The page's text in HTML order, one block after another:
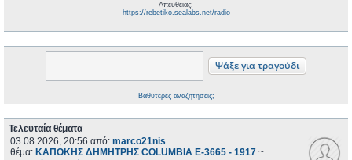
Απευθείας:
https://rebetiko.sealabs.net/radio
Βαθύτερες αναζητήσεις;
Τελευταία θέματα
03.08.2026, 20:56 από: marco21nis
θέμα: ΚΑΠΟΚΗΣ ΔΗΜΗΤΡΗΣ COLUMBIA E-3665 - 1917 ~